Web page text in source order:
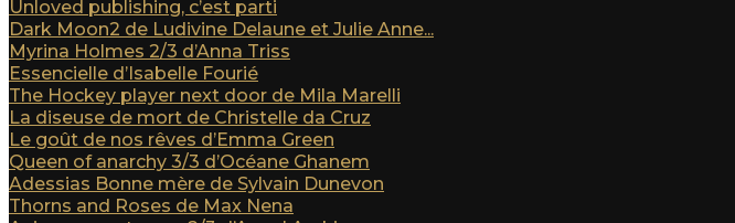
Unloved publishing, c’est parti
Dark Moon2 de Ludivine Delaune et Julie Anne...
Myrina Holmes 2/3 d’Anna Triss
Essencielle d’Isabelle Fourié
The Hockey player next door de Mila Marelli
La diseuse de mort de Christelle da Cruz
Le goût de nos rêves d’Emma Green
Queen of anarchy 3/3 d’Océane Ghanem
Adessias Bonne mère de Sylvain Dunevon
Thorns and Roses de Max Nena